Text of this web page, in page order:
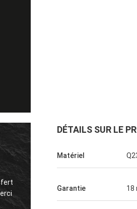
est ma première fois de venir en
visiter l'usine deux fois
année, l'excellent service m'a
DÉTAILS SUR LE
Matériel
Garantie 18